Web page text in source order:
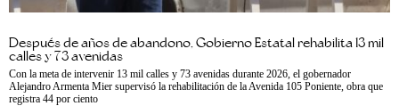
Después de años de abandono, Gobierno Estatal rehabilita 13 mil
calles y 73 avenidas
Con la meta de intervenir 13 mil calles y 73 avenidas durante 2026, el gobernador
Alejandro Armenta Mier supervisó la rehabilitación de la Avenida 105 Poniente, obra que
registra 44 por ciento